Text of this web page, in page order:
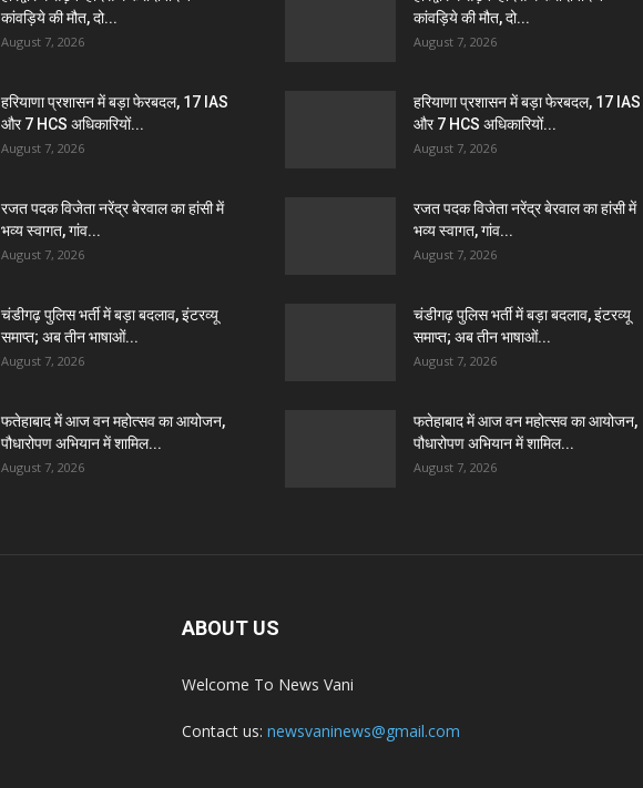
कांवड़िये की मौत, दो...
August 7, 2026
हरियाणा प्रशासन में बड़ा फेरबदल, 17 IAS
और 7 HCS अधिकारियों...
August 7, 2026
रजत पदक विजेता नरेंद्र बेरवाल का हांसी में
भव्य स्वागत, गांव...
August 7, 2026
चंडीगढ़ पुलिस भर्ती में बड़ा बदलाव, इंटरव्यू
समाप्त; अब तीन भाषाओं...
August 7, 2026
फतेहाबाद में आज वन महोत्सव का आयोजन,
पौधारोपण अभियान में शामिल...
August 7, 2026
कांवड़िये की मौत, दो...
August 7, 2026
हरियाणा प्रशासन में बड़ा फेरबदल, 17 IAS
और 7 HCS अधिकारियों...
August 7, 2026
रजत पदक विजेता नरेंद्र बेरवाल का हांसी में
भव्य स्वागत, गांव...
August 7, 2026
चंडीगढ़ पुलिस भर्ती में बड़ा बदलाव, इंटरव्यू
समाप्त; अब तीन भाषाओं...
August 7, 2026
फतेहाबाद में आज वन महोत्सव का आयोजन,
पौधारोपण अभियान में शामिल...
August 7, 2026
ABOUT US
Welcome To News Vani
Contact us: newsvaninews@gmail.com